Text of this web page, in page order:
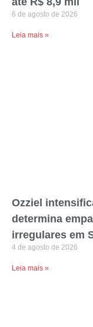
6 de agosto de 2026
Leia mais »
Ozziel
determina
irregulares em
4 de agosto de 2026
Leia mais »